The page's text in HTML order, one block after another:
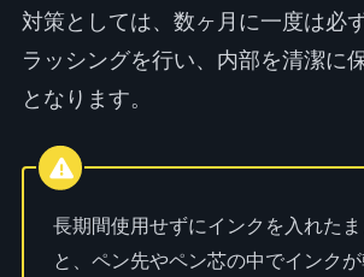
対策としては、数ヶ月に一度は必
ラッシングを行い、内部を清潔に
となります。
長期間使用せずにインクを入れた
と、ペン先やペン芯の中でインク